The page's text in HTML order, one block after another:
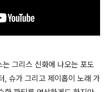
그리스 신화에 나오는 포도
, 슈가 그리고 제이홉이 노래 가